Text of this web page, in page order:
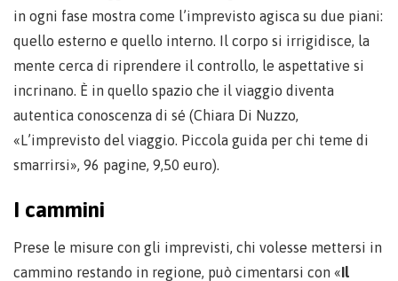
in ogni fase mostra come l’imprevisto agisca su due piani:
quello esterno e quello interno. Il corpo si irrigidisce, la
mente cerca di riprendere il controllo, le aspettative si
incrinano. È in quello spazio che il viaggio diventa
autentica conoscenza di sé (Chiara Di Nuzzo,
«L’imprevisto del viaggio. Piccola guida per chi teme di
smarrirsi», 96 pagine, 9,50 euro).
I cammini
Prese le misure con gli imprevisti, chi volesse mettersi in
cammino restando in regione, può cimentarsi con «Il